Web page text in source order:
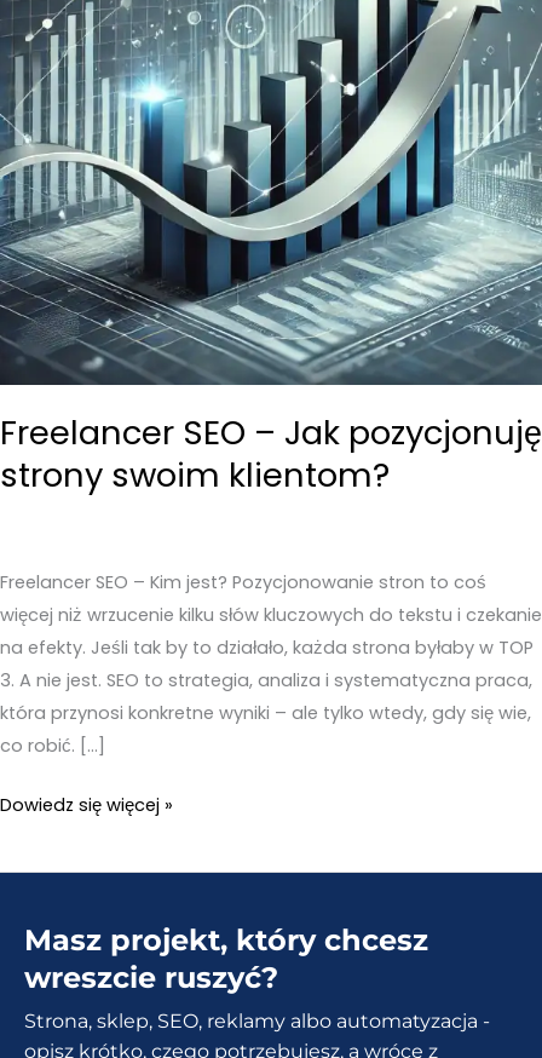
Freelancer SEO – Jak pozycjonuję
strony swoim klientom?
Freelancer SEO – Kim jest? Pozycjonowanie stron to coś
więcej niż wrzucenie kilku słów kluczowych do tekstu i czekanie
na efekty. Jeśli tak by to działało, każda strona byłaby w TOP
3. A nie jest. SEO to strategia, analiza i systematyczna praca,
która przynosi konkretne wyniki – ale tylko wtedy, gdy się wie,
co robić. […]
Freelancer
–
pozycjonuję
strony
klientom?
Dowiedz się więcej »
Masz projekt, który chcesz
wreszcie ruszyć?
Strona, sklep, SEO, reklamy albo automatyzacja -
opisz krótko, czego potrzebujesz, a wrócę z